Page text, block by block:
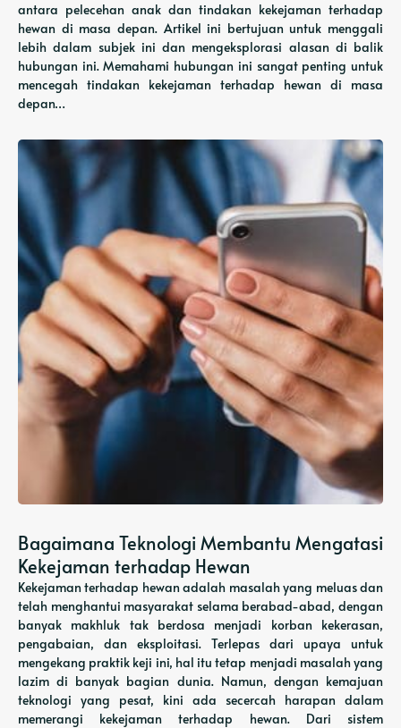
antara pelecehan anak dan tindakan kekejaman terhadap
hewan di masa depan. Artikel ini bertujuan untuk menggali
lebih dalam subjek ini dan mengeksplorasi alasan di balik
hubungan ini. Memahami hubungan ini sangat penting untuk
mencegah tindakan kekejaman terhadap hewan di masa
depan…
Bagaimana Teknologi Membantu Mengatasi
Kekejaman terhadap Hewan
Kekejaman terhadap hewan adalah masalah yang meluas dan
telah menghantui masyarakat selama berabad-abad, dengan
banyak makhluk tak berdosa menjadi korban kekerasan,
pengabaian, dan eksploitasi. Terlepas dari upaya untuk
mengekang praktik keji ini, hal itu tetap menjadi masalah yang
lazim di banyak bagian dunia. Namun, dengan kemajuan
teknologi yang pesat, kini ada secercah harapan dalam
memerangi kekejaman terhadap hewan. Dari sistem